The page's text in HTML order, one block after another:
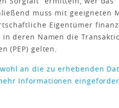
muss mit geeigneten
Eigentümer
deren Namen die
(PEP) gelten.
an die zu erhebenden
Informationen